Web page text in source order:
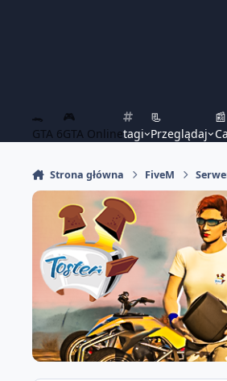
🐊
GTA 6
🎮
GTA Onlinetagi
📃
Przeglądaj
📰
Strona główna FiveM